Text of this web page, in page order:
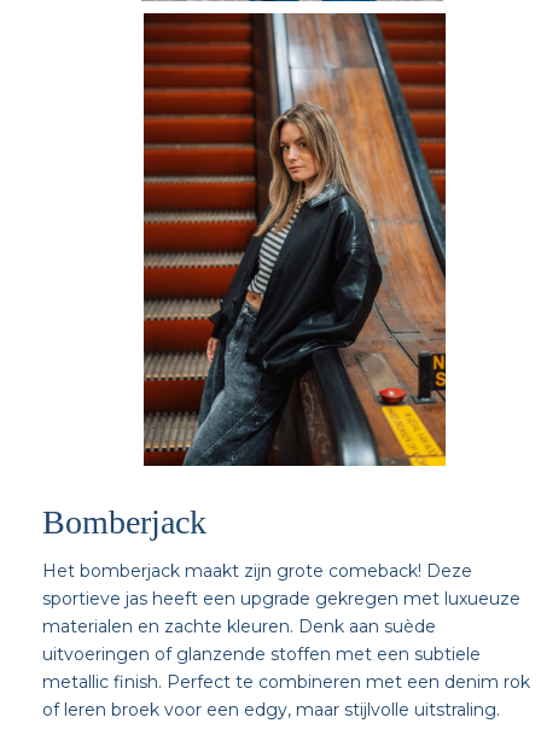
Bomberjack
Het bomberjack maakt zijn grote comeback! Deze
sportieve jas heeft een upgrade gekregen met luxueuze
materialen en zachte kleuren. Denk aan suède
uitvoeringen of glanzende stoffen met een subtiele
metallic finish. Perfect te combineren met een denim rok
of leren broek voor een edgy, maar stijlvolle uitstraling.